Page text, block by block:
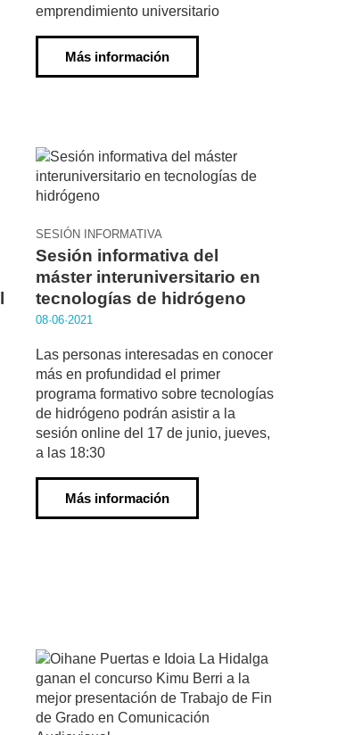
emprendimiento universitario
Más información
SESIÓN INFORMATIVA
Sesión informativa del
máster interuniversitario en
tecnologías de hidrógeno
08·06·2021
Las personas interesadas en conocer
más en profundidad el primer
programa formativo sobre tecnologías
de hidrógeno podrán asistir a la
sesión online del 17 de junio, jueves,
a las 18:30
Más información